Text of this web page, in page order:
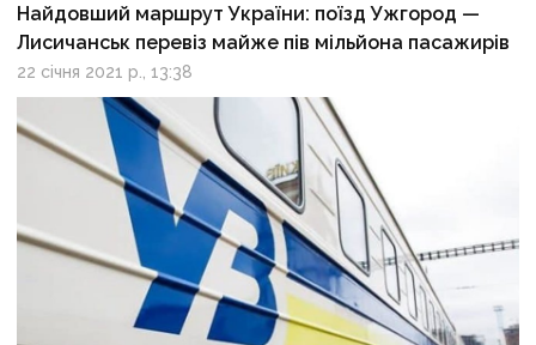
Найдовший маршрут України: поїзд Ужгород —
Лисичанськ перевіз майже пів мільйона пасажирів
22 січня 2021 р., 13:38